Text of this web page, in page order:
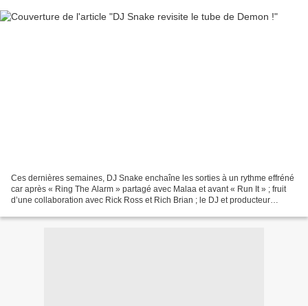
Ces dernières semaines, DJ Snake enchaîne les sorties à un rythme effréné
car après « Ring The Alarm » partagé avec Malaa et avant « Run It » ; fruit
d’une collaboration avec Rick Ross et Rich Brian ; le DJ et producteur